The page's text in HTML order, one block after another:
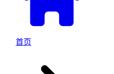
首页